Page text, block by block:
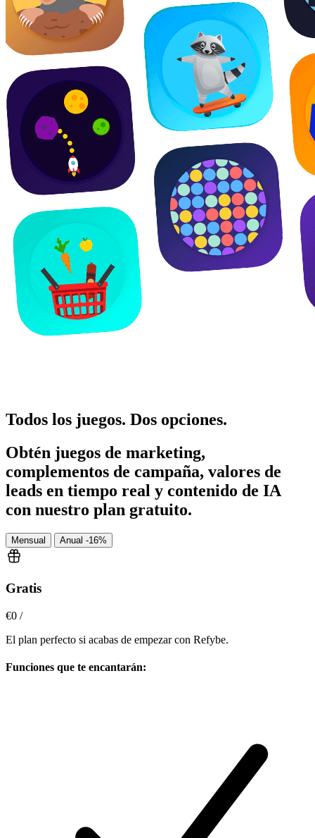
Todos los juegos. Dos opciones.
Obtén juegos de marketing,
complementos de campaña, valores de
leads en tiempo real y contenido de IA
con nuestro plan gratuito.
Mensual Anual -16%
Gratis
€0 /
El plan perfecto si acabas de empezar con Refybe.
Funciones que te encantarán: